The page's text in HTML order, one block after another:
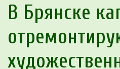
В Брянске